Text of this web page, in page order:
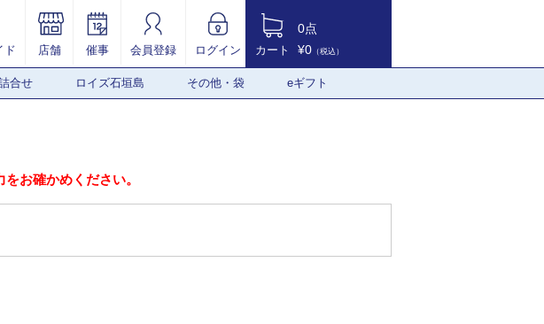
ド 店舗 催事 会員登録 ログイン カート
0点
¥0 （税込）
合せ ロイズ石垣島 その他・袋 eギフト
お確かめください。